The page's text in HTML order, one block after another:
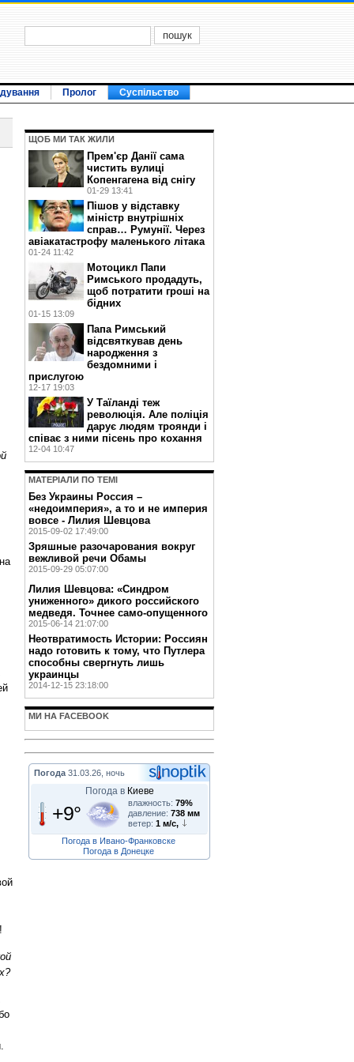
Пролог Суспільство
ЩОБ МИ ТАК ЖИЛИ
Прем'єр Данії сама
чистить вулиці
Копенгагена від снігу
01-29 13:41
Пішов у відставку
міністр внутрішніх
справ… Румунії. Через
авіакатастрофу маленького літака
01-24 11:42
Мотоцикл Папи
Римського продадуть,
щоб потратити гроші на
бідних
01-15 13:09
Папа Римський
відсвяткував день
народження з
бездомними і
прислугою
12-17 19:03
У Таїланді теж
революція. Але поліція
дарує людям троянди і
співає з ними пісень про кохання
12-04 10:47
МАТЕРIАЛИ ПО ТЕМI
Без Украины Россия –
«недоимперия», а то и не империя
вовсе - Лилия Шевцова
2015-09-02 17:49:00
Зряшные разочарования вокруг
вежливой речи Обамы
2015-09-29 05:07:00
Лилия Шевцова: «Синдром
униженного» дикого российского
медведя. Точнее само-опущенного
2015-06-14 21:07:00
Неотвратимость Истории: Россиян
надо готовить к тому, что Путлера
способны свергнуть лишь
украинцы
2014-12-15 23:18:00
МИ НА FACEBOOK
Погода 31.03.26, ночь
Погода в Киеве
+9° влажность: 79%
давление: 738 мм
ветер: 1 м/с,
Погода в Ивано-Франковске
Погода в Донецке